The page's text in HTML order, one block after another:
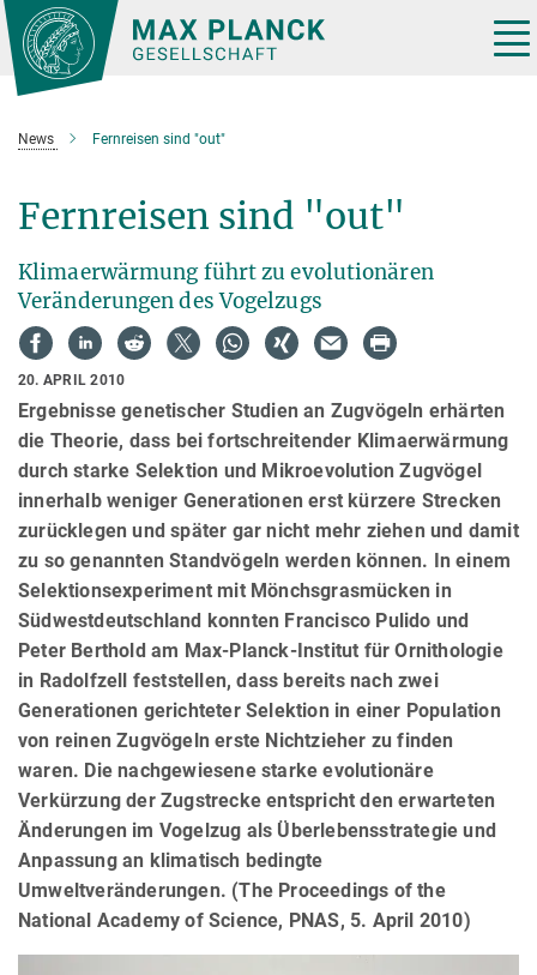
Hauptinhalt
News Fernreisen sind "out"
Fernreisen sind "out"
Klimaerwärmung führt zu evolutionären
Veränderungen des Vogelzugs
20. APRIL 2010
Ergebnisse genetischer Studien an Zugvögeln erhärten
die Theorie, dass bei fortschreitender Klimaerwärmung
durch starke Selektion und Mikroevolution Zugvögel
innerhalb weniger Generationen erst kürzere Strecken
zurücklegen und später gar nicht mehr ziehen und damit
zu so genannten Standvögeln werden können. In einem
Selektionsexperiment mit Mönchsgrasmücken in
Südwestdeutschland konnten Francisco Pulido und
Peter Berthold am Max-Planck-Institut für Ornithologie
in Radolfzell feststellen, dass bereits nach zwei
Generationen gerichteter Selektion in einer Population
von reinen Zugvögeln erste Nichtzieher zu finden
waren. Die nachgewiesene starke evolutionäre
Verkürzung der Zugstrecke entspricht den erwarteten
Änderungen im Vogelzug als Überlebensstrategie und
Anpassung an klimatisch bedingte
Umweltveränderungen. (The Proceedings of the
National Academy of Science, PNAS, 5. April 2010)